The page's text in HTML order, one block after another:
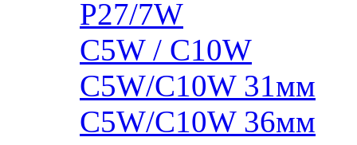
P27/7W
C5W / C10W
C5W/C10W 31мм
C5W/C10W 36мм